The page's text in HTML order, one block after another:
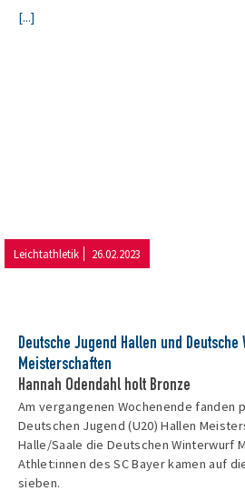
[...]
Leichtathletik 26.02.2023
Deutsche Jugend Hallen und
Meisterschaften
Hannah Odendahl holt Bronze
Am vergangenen Wochenende fanden
Deutschen Jugend (U20) Hallen
Halle/Saale die Deutschen Winterwurf
Athlet:innen des SC Bayer kamen auf
sieben.